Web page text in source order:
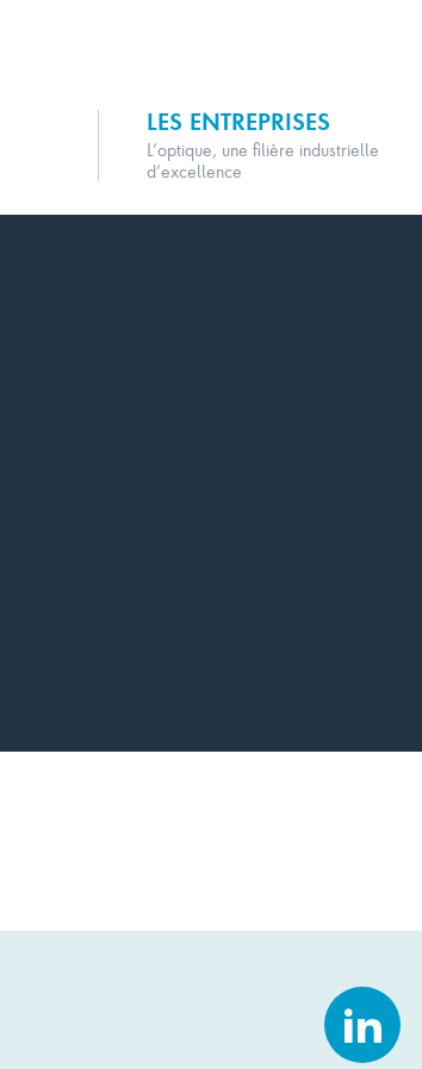
LES ENTREPRISES
L’optique, une filière industrielle
d’excellence